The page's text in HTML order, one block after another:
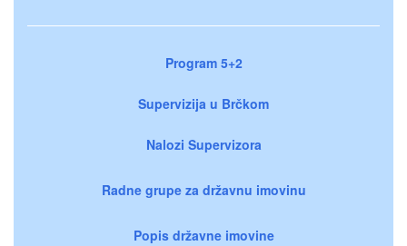
Program 5+2
Supervizija u Brčkom
Nalozi Supervizora
Radne grupe za državnu imovinu
Popis državne imovine